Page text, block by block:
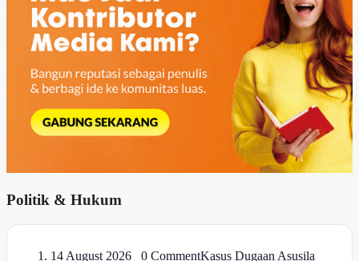
Politik & Hukum
14 August 2026 0 CommentKasus Dugaan Asusila